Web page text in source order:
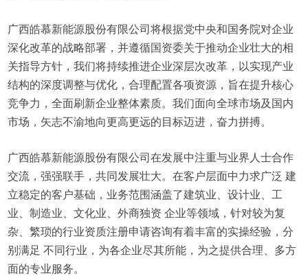
广西皓慕新能源股份有限公司将根据党中央和国务院对企业
深化改革的战略部署，并遵循国资委关于推动企业壮大的相
关指导方针，我们将持续推进企业深层次改革，以实现产业
结构的深度调整与优化，合理配置各项资源，旨在提升核心
竞争力，全面刷新企业整体素质。我们面向全球市场及国内
市场，矢志不渝地向更高更远的目标迈进，奋力拼搏。
广西皓慕新能源股份有限公司在发展中注重与业界人士合作
交流，强强联手，共同发展壮大。在客户层面中力求广泛 建
立稳定的客户基础，业务范围涵盖了建筑业、设计业、工
业、制造业、文化业、外商独资 企业等领域，针对较为复
杂、繁琐的行业资质注册申请咨询有着丰富的实操经验，分
别满足 不同行业，为各企业尽其所能，为之提供合理、多方
面的专业服务。